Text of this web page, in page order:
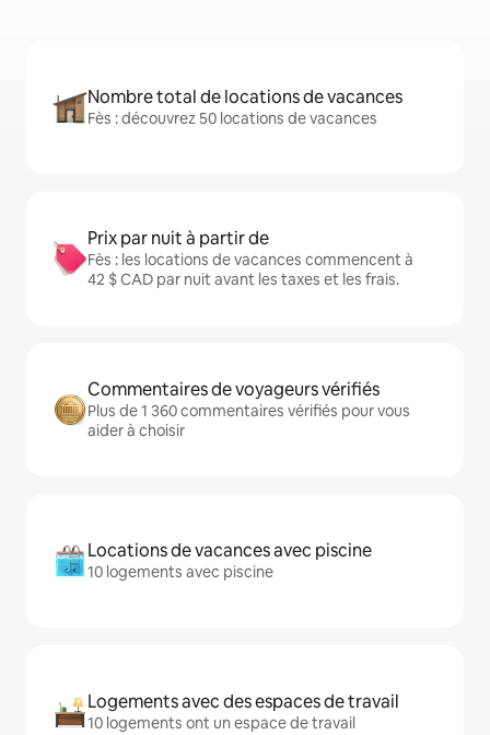
Nombre total de locations de vacances
Fès : découvrez 50 locations de vacances
Prix par nuit à partir de
Fès : les locations de vacances commencent à
42 $ CAD par nuit avant les taxes et les frais.
Commentaires de voyageurs vérifiés
Plus de 1 360 commentaires vérifiés pour vous
aider à choisir
Locations de vacances avec piscine
10 logements avec piscine
Logements avec des espaces de travail
10 logements ont un espace de travail